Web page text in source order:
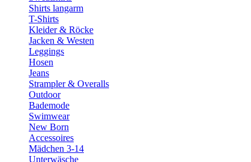
Shirts langarm
T-Shirts
Kleider & Röcke
Jacken & Westen
Leggings
Hosen
Jeans
Strampler & Overalls
Outdoor
Bademode
Swimwear
New Born
Accessoires
Mädchen 3-14
Unterwäsche